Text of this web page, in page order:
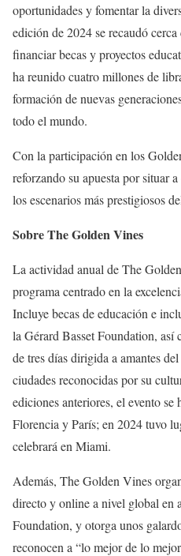
oportunidades y fomentar la
edición de 2024 se recaudó
financiar becas y proyectos
ha reunido cuatro millones de
formación de nuevas
todo el mundo.
Con la participación en los
reforzando su apuesta por situar
los escenarios más prestigiosos
Sobre The Golden Vines
La actividad anual de The
programa centrado en la
Incluye becas de educación e
la Gérard Basset Foundation, así
de tres días dirigida a amantes
ciudades reconocidas por su
ediciones anteriores, el evento se
Florencia y París; en 2024 tuvo
celebrará en Miami.
Además, The Golden Vines
directo y online a nivel global en
Foundation, y otorga unos
reconocen a “lo mejor de lo